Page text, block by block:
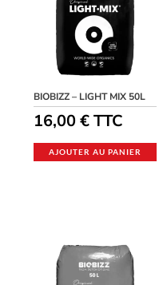
BIOBIZZ – LIGHT MIX 50L
16,00€ TTC
AJOUTER AU PANIER